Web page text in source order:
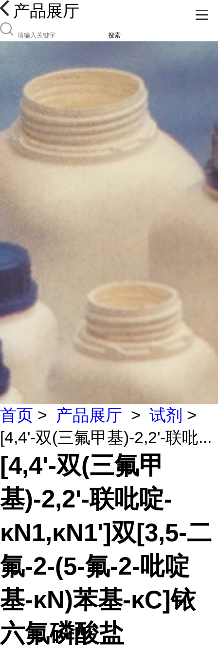
产品展厅
搜索
首页 > 产品展厅 > 试剂 >
[4,4'-双(三氟甲基)-2,2'-联吡...
[4,4'-双(三氟甲
基)-2,2'-联吡啶-
κN1,κN1']双[3,5-二
氟-2-(5-氟-2-吡啶
基-κN)苯基-κC]铱
六氟磷酸盐